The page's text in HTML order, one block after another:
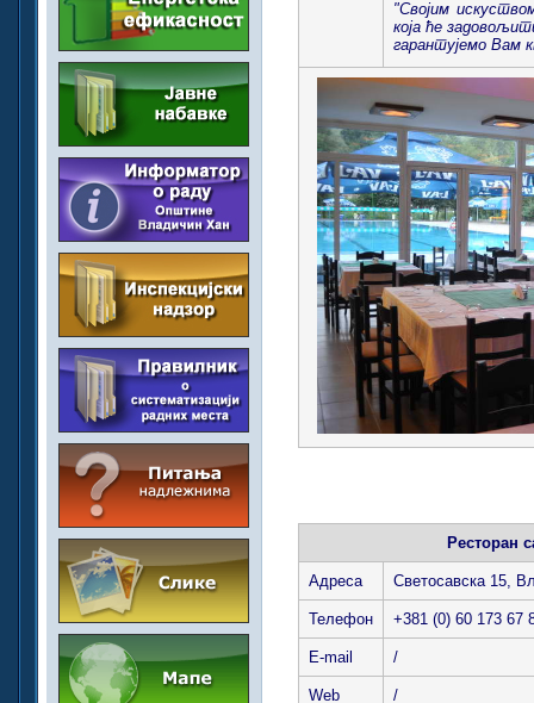
"Својим
која ће
гарантујемо Вам
Ресторан
Адреса Светосавска 15,
Телефон +381 (0) 60 173 67
E-mail /
Web /